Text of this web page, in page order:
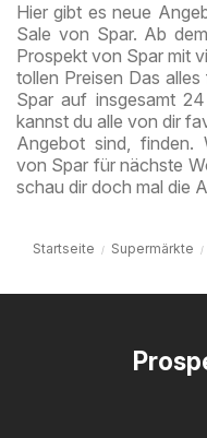
Hier gibt es neue
Sale von Spar. Ab
Prospekt von Spar mit
tollen Preisen Das
Spar auf insgesamt
kannst du alle von dir
Angebot sind, finden.
von Spar für nächste
schau dir doch mal die
Startseite Supermärkte